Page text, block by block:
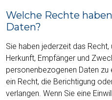
Welche Rechte
Daten?
Sie haben jederzeit das
Herkunft, Empfänger und
personenbezogenen Daten zu
ein Recht, die Berichtigung
verlangen. Wenn Sie eine